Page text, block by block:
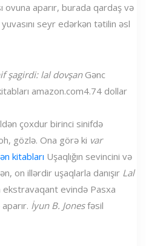
ovuna aparır, burada qardaş və
seyr edərkən tətilin əsl
şagirdi: lal dovşan Gənc
amazon.com4.74 dollar
çoxdur birinci sinifdə
gözlə. Ona görə ki var
kitabları Uşaqlığın sevincini və
on illərdir uşaqlarla danışır Lal
ekstravaqant evində Pasxa
İyun B. Jonesfəsil